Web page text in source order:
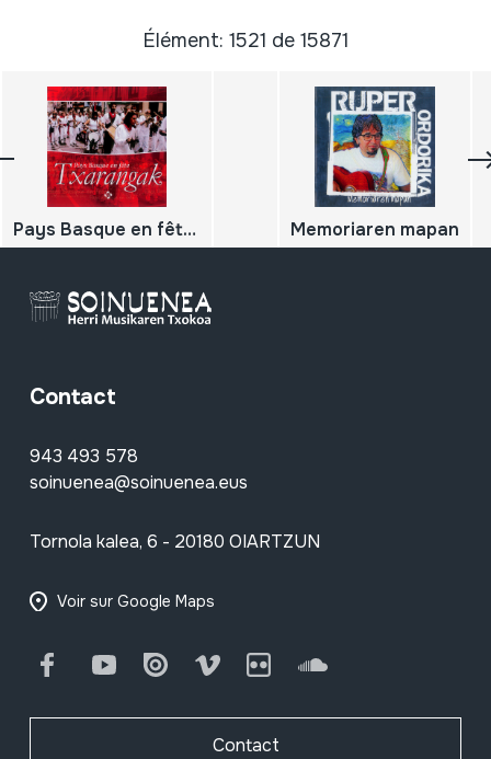
Élément: 1521 de 15871
Pays Basque en fête; Txarangak Memoriaren mapan
Contact
943 493 578
soinuenea@soinuenea.eus
Tornola kalea, 6 - 20180 OIARTZUN
Voir sur Google Maps
FacebookYoutube Issuu Vimeo Flickr SoundCloud
Contact